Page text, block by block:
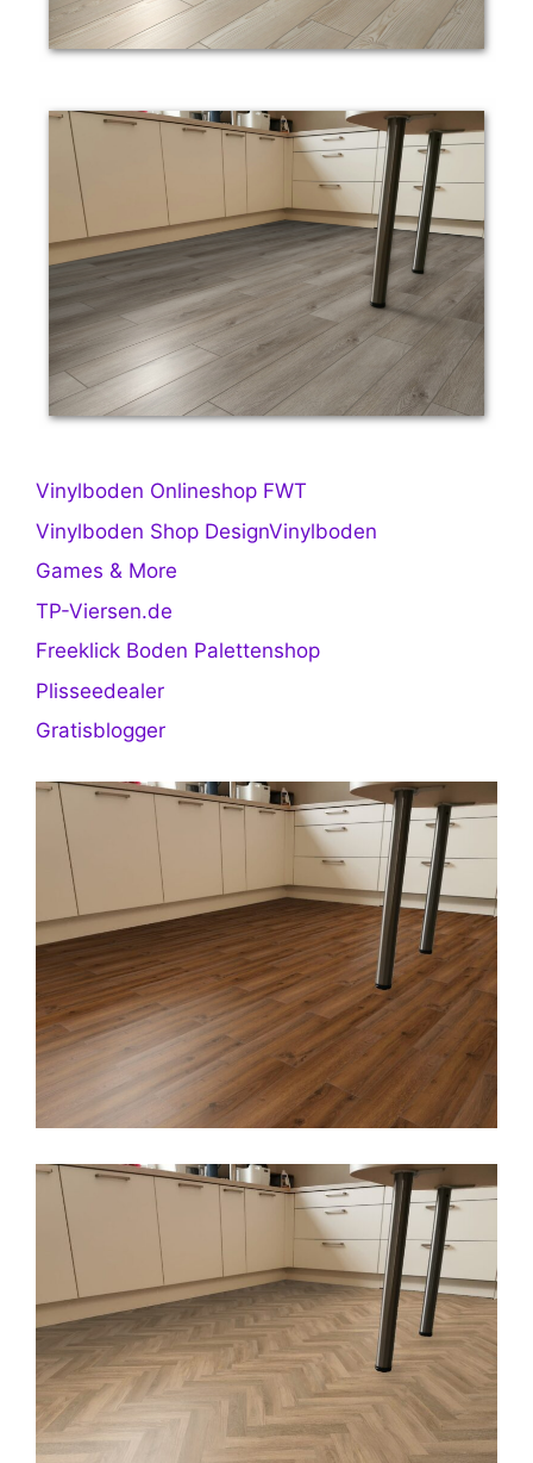
Vinylboden Onlineshop FWT
Vinylboden Shop DesignVinylboden
Games & More
TP-Viersen.de
Freeklick Boden Palettenshop
Plisseedealer
Gratisblogger